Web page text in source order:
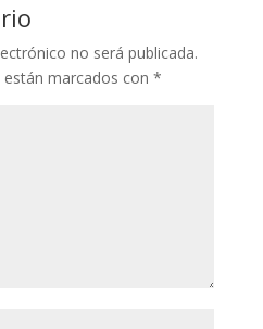
no será publicada.
marcados con *